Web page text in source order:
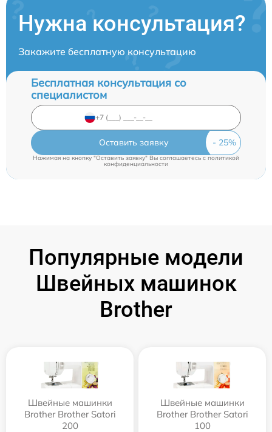
Нужна консультация?
Закажите бесплатную консультацию
Бесплатная консультация со
специалистом
Оставить заявку
Нажимая на кнопку "Оставить заявку" Вы соглашаетесь cполитикой
конфиденциальности
Популярные модели
Швейных машинок
Brother
Швейные машинки
Brother Brother Satori
200
Швейные машинки
Brother Brother Satori
100